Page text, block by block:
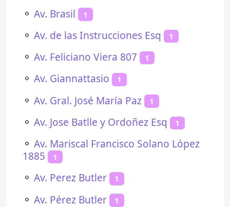
⚬ Av. Brasil 1
⚬ Av. de las Instrucciones Esq 1
⚬ Av. Feliciano Viera 807 1
⚬ Av. Giannattasio 1
⚬ Av. Gral. José María Paz 1
⚬ Av. Jose Batlle y Ordoñez Esq 1
⚬ Av. Mariscal Francisco Solano López
1885
1
⚬ Av. Perez Butler 1
⚬ Av. Pérez Butler 1